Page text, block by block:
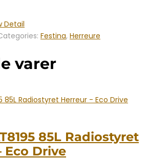
Detail
Festina, Herreure
varer
85L Radiostyret
Eco Drive